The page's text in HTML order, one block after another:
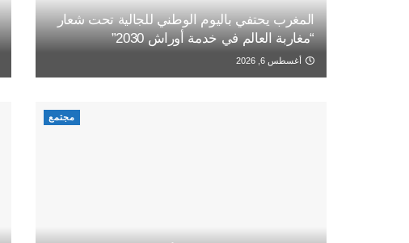
المغرب يحتفي باليوم الوطني للجالية تحت شعار
“مغاربة العالم في خدمة أوراش 2030”
أغسطس 6, 2026
مجتمع